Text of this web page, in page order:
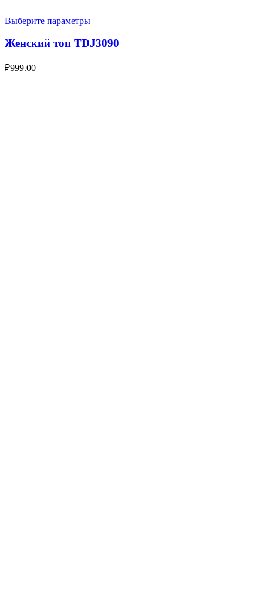
Выберите параметры
Женский топ TDJ3090
₽999.00